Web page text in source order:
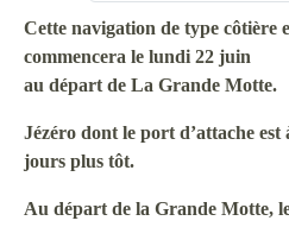
Cette navigation de type côtière
commencera le lundi 22 juin
au départ de La Grande Motte.
Jézéro dont le port d’attache
jours plus tôt.
Au départ de la Grande Motte,